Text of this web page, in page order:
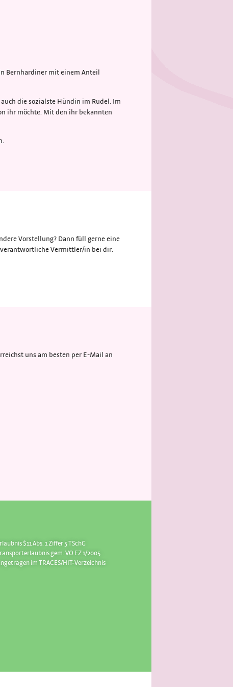
Bernhardiner mit einem Anteil
die sozialste Hündin im Rudel. Im
ihr möchte. Mit den ihr bekannten
Vorstellung? Dann füll gerne eine
Vermittler/in bei dir.
uns am besten per E-Mail an
$11 Abs. 1 Ziffer 5 TSchG
gem. VO EZ 1/2005
im TRACES/HIT-Verzeichnis